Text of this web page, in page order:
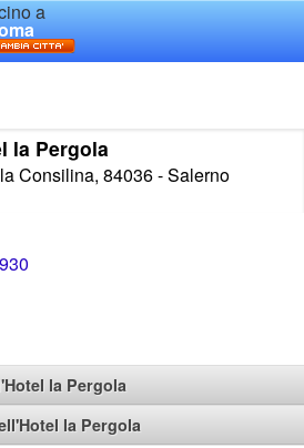
a
la Pergola
Consilina, 84036 - Salerno
930
la Pergola
la Pergola